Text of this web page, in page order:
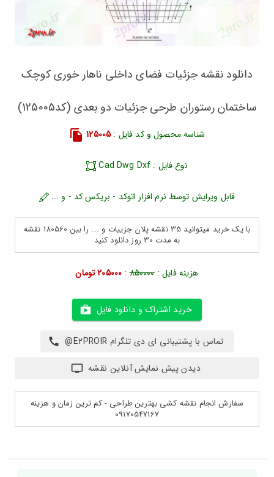
دانلود نقشه جزئیات فضای داخلی ناهار خوری کوچک
ساختمان رستوران طرحی جزئیات دو بعدی (کد125005)
شناسه محصول و کد فایل :125005
نوع فایل : Cad Dwg Dxf
قابل ویرایش توسط نرم افزار اتوکد - بریکس کد - و ...
با یک خرید میتوانید 35 نقشه پلان جزییات و ... را بین 180560 نقشه
به مدت 30 روز دانلود کنید
هزینه فایل :850000
: 205000 تومان
خرید اشتراک و دانلود فایل
تماس با پشتیبانی ای دی تلگرام E2PROIR@
دیدن پیش نمایش آنلاین نقشه
سفارش انجام نقشه کشی بهترین طراحی - کم ترین زمان و هزینه
09170547167